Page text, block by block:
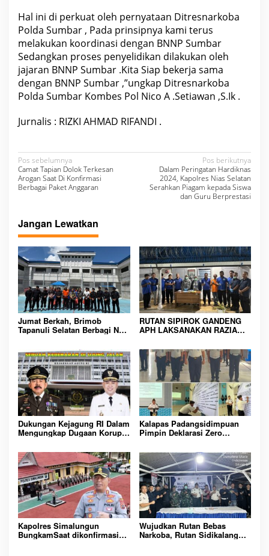
Hal ini di perkuat oleh pernyataan Ditresnarkoba
Polda Sumbar , Pada prinsipnya kami terus
melakukan koordinasi dengan BNNP Sumbar
Sedangkan proses penyelidikan dilakukan oleh
jajaran BNNP Sumbar .Kita Siap bekerja sama
dengan BNNP Sumbar ,”ungkap Ditresnarkoba
Polda Sumbar Kombes Pol Nico A .Setiawan ,S.Ik .
Jurnalis : RIZKI AHMAD RIFANDI .
N
a
v
i
g
a
s
i
p
o
s
Pos sebelumnya
Camat Tapian Dolok Terkesan
Arogan Saat Di Konfirmasi
Berbagai Paket Anggaran
Pos berikutnya
Dalam Peringatan Hardiknas
2024, Kapolres Nias Selatan
Serahkan Piagam kepada Siswa
dan Guru Berprestasi
Jangan Lewatkan
Jumat Berkah, Brimob
Tapanuli Selatan Berbagi Nasi
Rutan Kelas IIB Sipirok
RUTAN SIPIROK GANDENG
APH LAKSANAKAN RAZIA
KOMITMEN CIPTAKAN
LINGKUNGAN
PEMASYARAKATAN YANG
AMAN
Dukungan Kejagung RI Dalam
Mengungkap Dugaan Korupsi
Ketua AMPK : Segera Periksa
Dan Tangkap!
Kalapas Padangsidimpuan
Pimpin Deklarasi Zero
Lingkungan Lapas
Padangsidimpuan
Kapolres Simalungun
BungkamSaat dikonfirmasi
Wujudkan Rutan Bebas
Narkoba, Rutan Sidikalang